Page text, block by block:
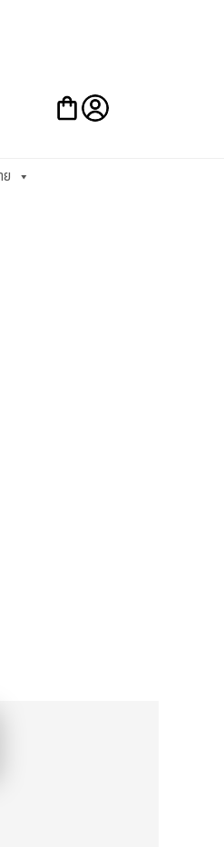
ย